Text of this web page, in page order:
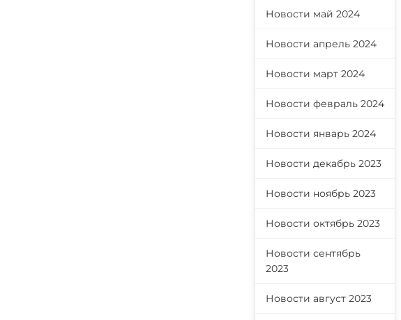
Новости май 2024
Новости апрель 2024
Новости март 2024
Новости февраль 2024
Новости январь 2024
Новости декабрь 2023
Новости ноябрь 2023
Новости октябрь 2023
Новости сентябрь
2023
Новости август 2023